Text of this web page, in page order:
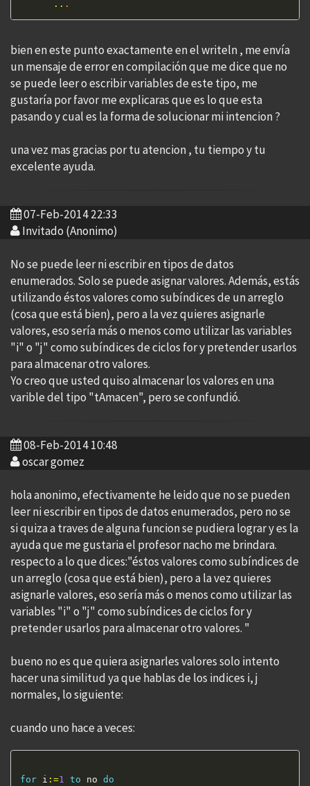
.. .
bien en este punto exactamente en el writeln , me envía
un mensaje de error en compilación que me dice que no
se puede leer o escribir variables de este tipo, me
gustaría por favor me explicaras que es lo que esta
pasando y cual es la forma de solucionar mi intencion ?
una vez mas gracias por tu atencion , tu tiempo y tu
excelente ayuda.
07-Feb-2014 22:33
Invitado (Anonimo)
No se puede leer ni escribir en tipos de datos
enumerados. Solo se puede asignar valores. Además, estás
utilizando éstos valores como subíndices de un arreglo
(cosa que está bien), pero a la vez quieres asignarle
valores, eso sería más o menos como utilizar las variables
"i" o "j" como subíndices de ciclos for y pretender usarlos
para almacenar otro valores.
Yo creo que usted quiso almacenar los valores en una
varible del tipo "tAmacen", pero se confundió.
08-Feb-2014 10:48
oscar gomez
hola anonimo, efectivamente he leido que no se pueden
leer ni escribir en tipos de datos enumerados, pero no se
si quiza a traves de alguna funcion se pudiera lograr y es la
ayuda que me gustaria el profesor nacho me brindara.
respecto a lo que dices:"éstos valores como subíndices de
un arreglo (cosa que está bien), pero a la vez quieres
asignarle valores, eso sería más o menos como utilizar las
variables "i" o "j" como subíndices de ciclos for y
pretender usarlos para almacenar otro valores. "
bueno no es que quiera asignarles valores solo intento
hacer una similitud ya que hablas de los indices i, j
normales, lo siguiente:
cuando uno hace a veces:
for i :=1 to no do